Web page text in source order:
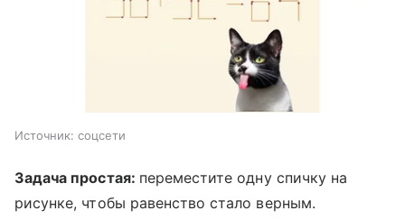
Источник: соцсети
Задача простая: переместите одну спичку на
рисунке, чтобы равенство стало верным.